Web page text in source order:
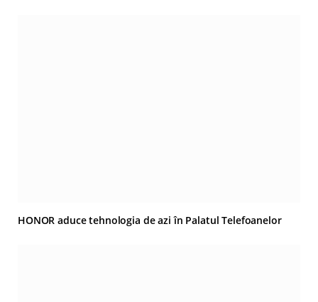
HONOR aduce tehnologia de azi în Palatul Telefoanelor